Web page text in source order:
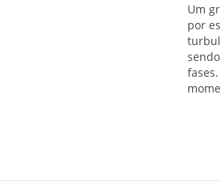
Um
por